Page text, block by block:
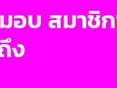
อบ สมาชิ
ง